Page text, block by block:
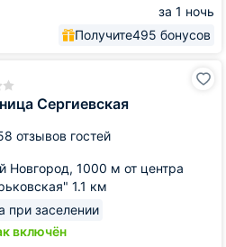
за 1 ночь
Получите495 бонусов
Сергиевская
отзывов гостей
Новгород, 1000 м от центра
1.1 км
при заселении
включён